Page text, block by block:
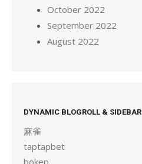
October 2022
September 2022
August 2022
DYNAMIC BLOGROLL & SIDEBAR
麻雀
taptapbet
bokep